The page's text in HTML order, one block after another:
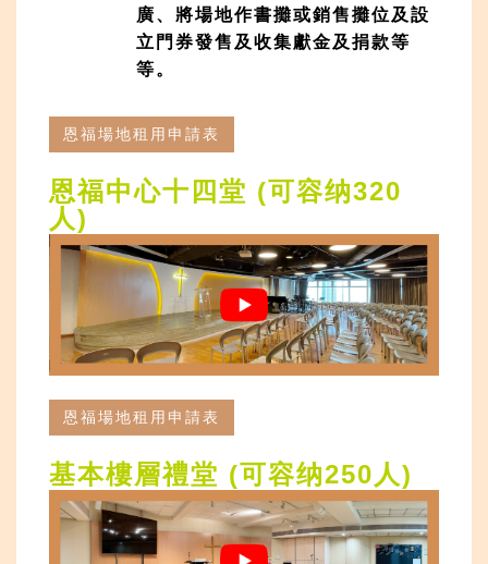
廣、 將場地作書攤或銷售攤位及 設
立門券發售及收集獻金及捐款等
等。
恩福場地租用申請表
恩福中心十四堂 (可容纳320
人)
恩福場地租用申請表
基本樓層禮堂 (可容纳250 人)